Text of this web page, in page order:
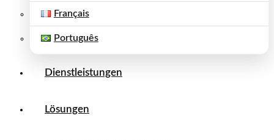
Français
Português
Dienstleistungen
Lösungen